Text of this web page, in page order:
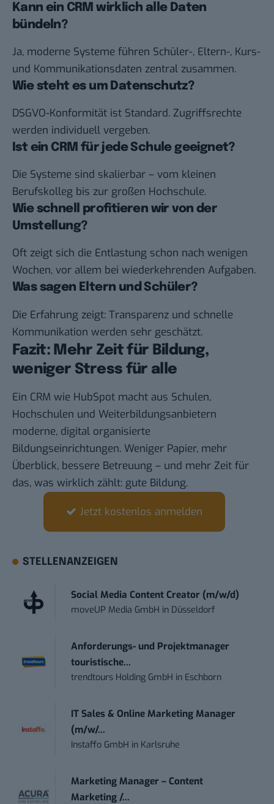
Kann ein CRM wirklich alle Daten
bündeln?
Ja, moderne Systeme führen Schüler-, Eltern-, Kurs-
und Kommunikationsdaten zentral zusammen.
Wie steht es um Datenschutz?
DSGVO-Konformität ist Standard. Zugriffsrechte
werden individuell vergeben.
Ist ein CRM für jede Schule geeignet?
Die Systeme sind skalierbar – vom kleinen
Berufskolleg bis zur großen Hochschule.
Wie schnell profitieren wir von der
Umstellung?
Oft zeigt sich die Entlastung schon nach wenigen
Wochen, vor allem bei wiederkehrenden Aufgaben.
Was sagen Eltern und Schüler?
Die Erfahrung zeigt: Transparenz und schnelle
Kommunikation werden sehr geschätzt.
Fazit: Mehr Zeit für Bildung,
weniger Stress für alle
Ein CRM wie HubSpot macht aus Schulen,
Hochschulen und Weiterbildungsanbietern
moderne, digital organisierte
Bildungseinrichtungen. Weniger Papier, mehr
Überblick, bessere Betreuung – und mehr Zeit für
das, was wirklich zählt: gute Bildung.
Jetzt kostenlos anmelden
STELLENANZEIGEN
Social Media Content Creator (m/w/d)
moveUP Media GmbH in Düsseldorf
Anforderungs- und Projektmanager
touristische...
trendtours Holding GmbH in Eschborn
IT Sales & Online Marketing Manager
(m/w/...
Instaffo GmbH in Karlsruhe
Marketing Manager – Content
Marketing /...